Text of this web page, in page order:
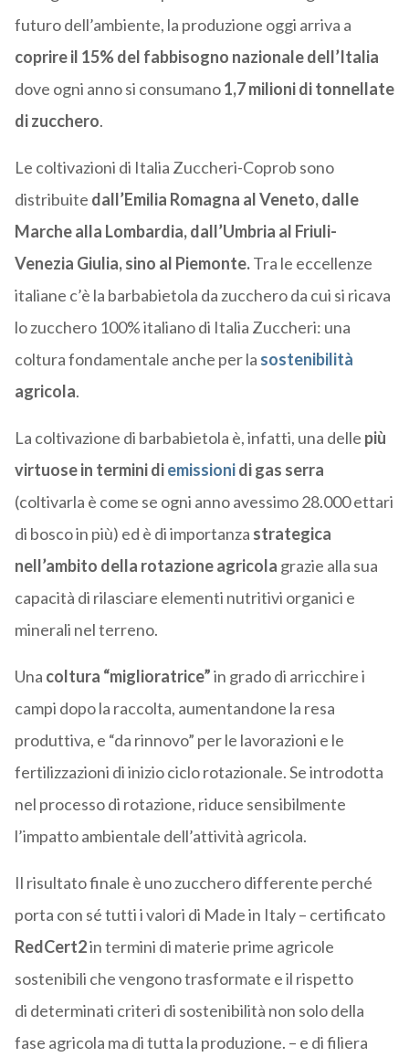
futuro dell’ambiente, la produzione oggi arriva a
coprire il 15% del fabbisogno nazionale dell’Italia
dove ogni anno si consumano1,7 milioni di tonnellate
di zucchero.
Le coltivazioni di Italia Zuccheri-Coprob sono
distribuite dall’Emilia Romagna al Veneto, dalle
Marche alla Lombardia, dall’Umbria al Friuli-
Venezia Giulia, sino al Piemonte.Tra le eccellenze
italiane c’è la barbabietola da zucchero da cui si ricava
lo zucchero 100% italiano di Italia Zuccheri: una
coltura fondamentale anche per la sostenibilità
agricola.
La coltivazione di barbabietola è, infatti, una delle più
virtuose in termini diemissionidi gas serra
(coltivarla è come se ogni anno avessimo 28.000 ettari
di bosco in più) ed è di importanza strategica
nell’ambito della rotazione agricola grazie alla sua
capacità di rilasciare elementi nutritivi organici e
minerali nel terreno.
Una coltura “miglioratrice”in grado di arricchire i
campi dopo la raccolta, aumentandone la resa
produttiva, e “da rinnovo” per le lavorazioni e le
fertilizzazioni di inizio ciclo rotazionale. Se introdotta
nel processo di rotazione, riduce sensibilmente
l’impatto ambientale dell’attività agricola.
Il risultato finale è uno zucchero differente perché
porta con sé tutti i valori di Made in Italy – certificato
RedCert2in termini di materie prime agricole
sostenibili che vengono trasformate e il rispetto
di determinati criteri di sostenibilità non solo della
fase agricola ma di tutta la produzione. – e di filiera